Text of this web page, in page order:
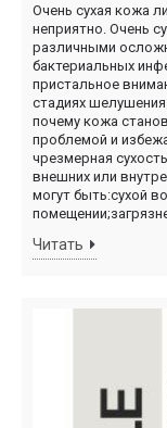
Очень сухая кожа
неприятно. Очень
различными
бактериальных
пристальное
стадиях шелушения
почему кожа
проблемой и
чрезмерная
внешних или
могут быть:сухой
Читать